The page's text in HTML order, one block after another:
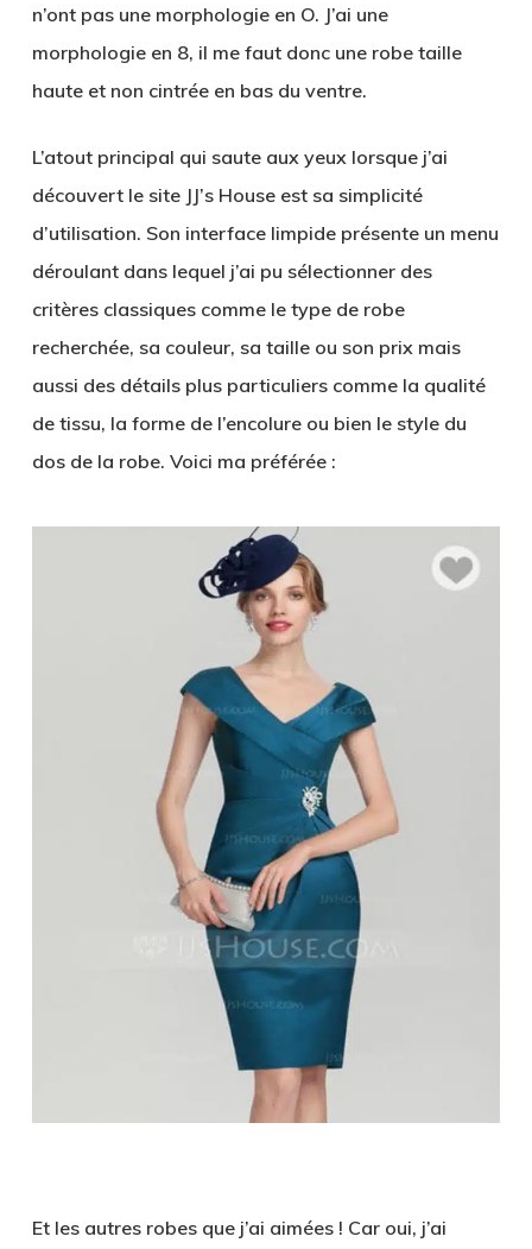
n’ont pas une morphologie en O. J’ai une
morphologie en 8, il me faut donc une robe taille
haute et non cintrée en bas du ventre.
L’atout principal qui saute aux yeux lorsque j’ai
découvert le site JJ’s Houseest sa simplicité
d’utilisation. Son interface limpide présente un menu
déroulant dans lequel j’ai pu sélectionner des
critères classiques comme le type de robe
recherchée, sa couleur, sa taille ou son prix mais
aussi des détails plus particuliers comme la qualité
de tissu, la forme de l’encolure ou bien le style du
dos de la robe. Voici ma préférée :
Et les autres robes que j’ai aimées ! Car oui, j’ai